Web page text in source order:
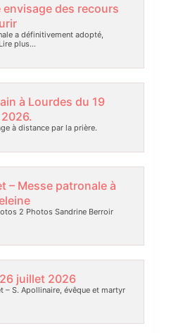
envisage des recours
a définitivement adopté,
plus…
à Lourdes du 19
à distance par la prière.
– Messe patronale à
2 Photos Sandrine Berroir
juillet 2026
– S. Apollinaire, évêque et martyr